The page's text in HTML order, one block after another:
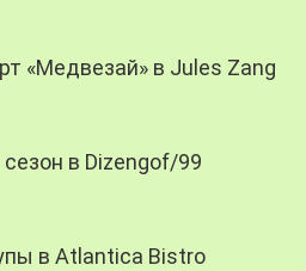
«Медвезай» в Jules Zang
в Dizengof/99
в Atlantica Bistro